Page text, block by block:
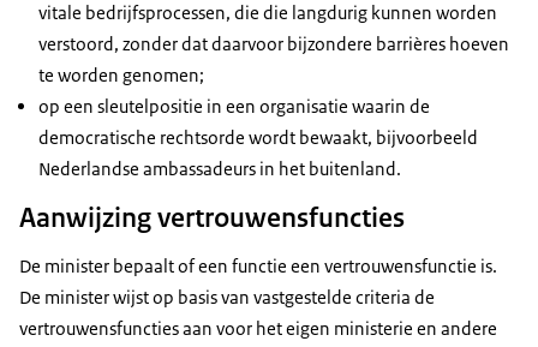
vitale bedrijfsprocessen, die die langdurig kunnen worden
verstoord, zonder dat daarvoor bijzondere barrières hoeven
te worden genomen;
op een sleutelpositie in een organisatie waarin de
democratische rechtsorde wordt bewaakt, bijvoorbeeld
Nederlandse ambassadeurs in het buitenland.
Aanwijzing vertrouwensfuncties
De minister bepaalt of een functie een vertrouwensfunctie is.
De minister wijst op basis van vastgestelde criteria de
vertrouwensfuncties aan voor het eigen ministerie en andere